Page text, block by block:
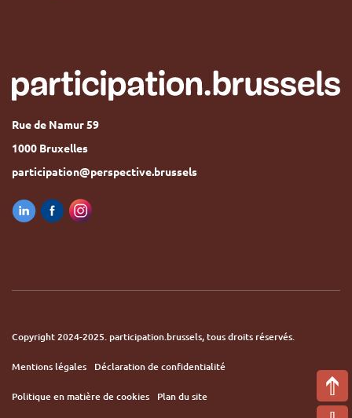
Rue de Namur 59
1000 Bruxelles
participation@perspective.brussels
Copyright 2024-2025. participation.brussels, tous droits réservés.
Mentions légales Déclaration de confidentialité
Politique en matière de cookies Plan du site